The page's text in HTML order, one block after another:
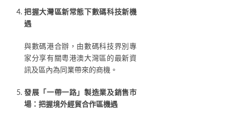
把握大灣區新常態下數碼科技新機
遇
與數碼港合辦，由數碼科技界別專
家分享有關粵港澳大灣區的最新資
訊及區內為同業帶來的商機。
發展「一帶一路」製造業及銷售市
場：把握境外經貿合作區機遇